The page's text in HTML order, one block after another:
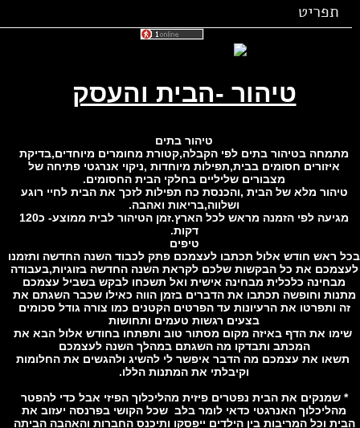
תפריט
טיהור -הבית והעסק
טיהור בתים
בטיהור בתים לפי הקבלה,קטורת מחומרים מיוחדים,בדיקת
איזורים חסומים בבית,תפילות מיוחדות ,ניקוי אנרגטי פתיחה של
מצבורים שליליים בחלקי הבית החסומים.
מלא של הבית ,והכנסת כח תפילות לזכך את הבית לחיי רוגע
ושלווה,בריאות ואהבה.
מגיעה לפי הזמנה מראש לכל הארץ.זמן הטיהור לבית ממוצע- כ120
דקות.
טיפים
ראש חודש אלול תכתבו לעצמכם פתק לכבוד השנה החדשה ותזמנו
את כל הבקשות שלכם לקראת השנה החדשה בזוגיות,בעבודה
כלכלית מבחינה אישית ואל תשכחו לבקש בשביל עצמכם
וחופשה תכתבו את הדברים בזמן הווה כאילו שכבר השגתם את
ותפרטו את הרעיונות עד הפרטים הקטנים כמו צורה גודל סכומים
בצעים רגשות טעמים ותחושות
את הדף באיזה מקום מסתור טוב ותפתחו בחודש אלול הבא את
המכתב ותבדקו מה השגתם במהלך השנה לעצמכם
את עצמכם מה הדבר איפשר לי להשיג ולהגשים את החלומות
וקיבלתי את המתנות הללו.
שמנקים את הבית נפטרים פיזית מהליכלוך הפיזי אבל כדי להפטר
האנרגטי כדאי לומר בלב שכל הקושי בפרנסה יעזוב את
וכל המריבות בין הילדים ייפסקו ותיכנס החברות והאהבה הביתה